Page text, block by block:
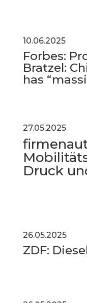
10.06.2025
Forbes:
Bratzel:
has
27.05.2025
Druck
26.05.2025
ZDF: